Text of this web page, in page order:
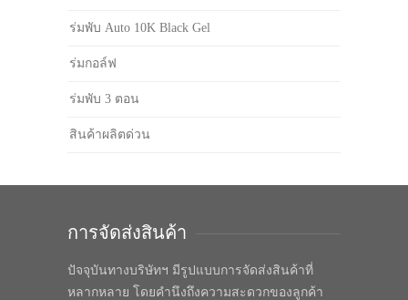
ร่มพับ Auto 10K Black Gel
ร่มกอล์ฟ
ร่มพับ 3 ตอน
สินค้าผลิตด่วน
การจัดส่งสินค้า
ปัจจุบันทางบริษัทฯ มีรูปแบบการจัดส่งสินค้าที่
หลากหลาย โดยคำนึงถึงความสะดวกของลูกค้า